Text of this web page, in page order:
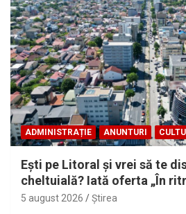
ADMINISTRAȚIE ANUNTURI
Eşti pe Litoral şi vrei să te
cheltuială? Iată oferta „În
5 august 2026 Ştirea